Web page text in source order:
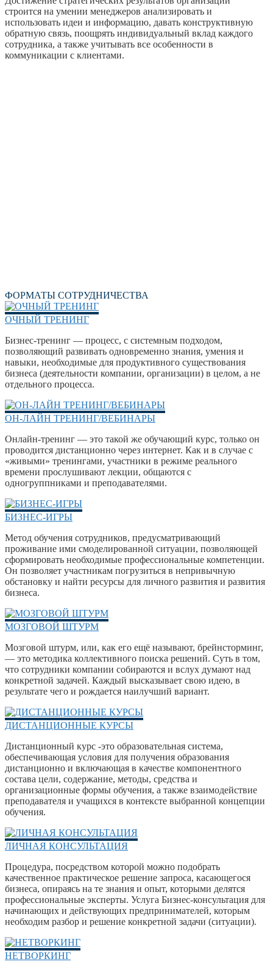
строится на умении менеджеров анализировать и
использовать идеи и информацию, давать конструктивную
обратную связь, поощрять индивидуальный вклад каждого
сотрудника, а также учитывать все особенности в
коммуникации с клиентами.
ФОРМАТЫ СОТРУДНИЧЕСТВА
ОЧНЫЙ ТРЕНИНГ
Бизнес-тренинг — процесс, с системным подходом,
позволяющий развивать одновременно знания, умения и
навыки, необходимые для продуктивного существования
бизнеса (деятельности компании, организации) в целом, а не
отдельного процесса.
ОН-ЛАЙН ТРЕНИНГ/ВЕБИНАРЫ
Онлайн-тренинг — это такой же обучающий курс, только он
проводится дистанционно через интернет. Как и в случае с
«живыми» тренингами, участники в режиме реального
времени прослушивают лекции, общаются с
одногруппниками и преподавателями.
БИЗНЕС-ИГРЫ
Метод обучения сотрудников, предусматривающий
проживание ими смоделированной ситуации, позволяющей
сформировать необходимые профессиональные компетенции.
Он позволяет участникам погрузиться в непривычную
обстановку и найти ресурсы для личного развития и развития
бизнеса.
МОЗГОВОЙ ШТУРМ
Мозговой штурм, или, как его ещё называют, брейнсторминг,
— это методика коллективного поиска решений. Суть в том,
что сотрудники компании собираются и вслух думают над
конкретной задачей. Каждый высказывает свою идею, в
результате чего и рождается наилучший вариант.
ДИСТАНЦИОННЫЕ КУРСЫ
Дистанционный курс -это образовательная система,
обеспечивающая условия для получения образования
дистанционно и включающая в качестве компонентного
состава цели, содержание, методы, средства и
организационные формы обучения, а также взаимодействие
преподавателя и учащихся в контексте выбранной концепции
обучения.
ЛИЧНАЯ КОНСУЛЬТАЦИЯ
Процедура, посредством которой можно подобрать
качественное практическое решение запроса, касающегося
бизнеса, опираясь на те знания и опыт, которыми делятся
профессиональные эксперты. Услуга Бизнес-консультация для
начинающих и действующих предпринимателей, которым
необходим разбор и решение конкретной задачи (ситуации).
НЕТВОРКИНГ